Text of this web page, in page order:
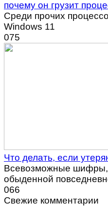
почему он грузит
Среди прочих
Windows 11
075
Что делать, если
Всевозможные шифры,
обыденной
066
Свежие комментарии